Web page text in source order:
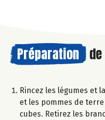
Préparation
Rincez les légumes et
et les pommes de
cubes. Retirez les